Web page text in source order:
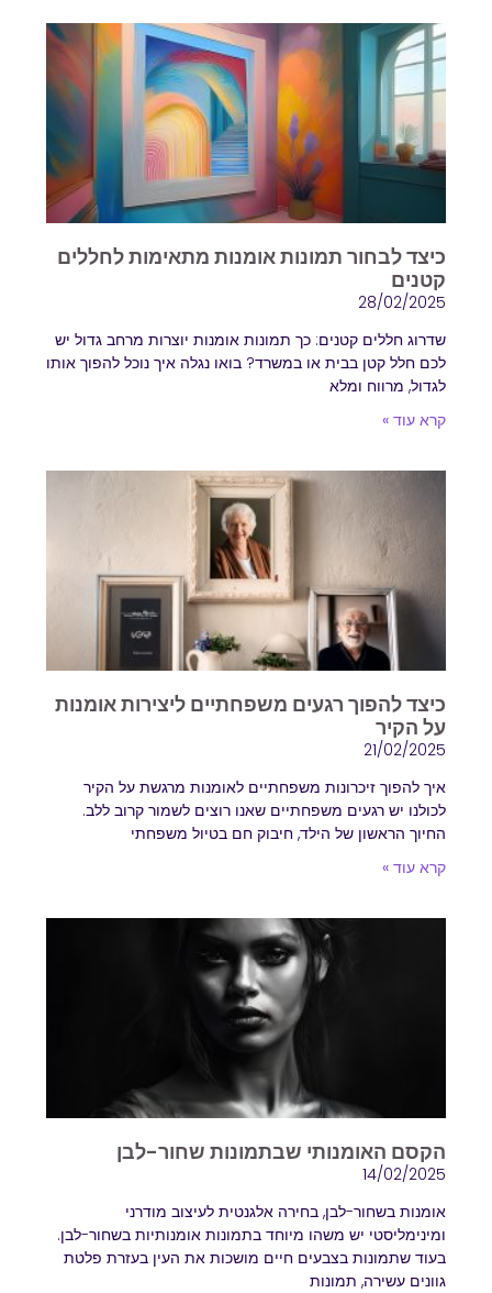
כיצד לבחור תמונות אומנות מתאימות לחללים
קטנים
28/02/2025
שדרוג חללים קטנים: כך תמונות אומנות יוצרות מרחב גדול יש
לכם חלל קטן בבית או במשרד? בואו נגלה איך נוכל להפוך אותו
לגדול, מרווח ומלא
קרא עוד »
כיצד להפוך רגעים משפחתיים ליצירות אומנות
על הקיר
21/02/2025
איך להפוך זיכרונות משפחתיים לאומנות מרגשת על הקיר
לכולנו יש רגעים משפחתיים שאנו רוצים לשמור קרוב ללב.
החיוך הראשון של הילד, חיבוק חם בטיול משפחתי
קרא עוד »
הקסם האומנותי שבתמונות שחור-לבן
14/02/2025
אומנות בשחור-לבן, בחירה אלגנטית לעיצוב מודרני
ומינימליסטי יש משהו מיוחד בתמונות אומנותיות בשחור-לבן.
בעוד שתמונות בצבעים חיים מושכות את העין בעזרת פלטת
גוונים עשירה, תמונות